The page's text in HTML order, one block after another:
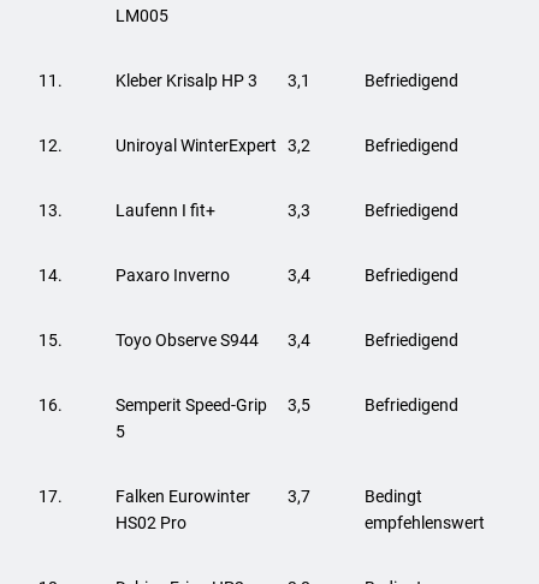
LM005
11. Kleber Krisalp HP 3 3,1 Befriedigend
12. Uniroyal WinterExpert 3,2 Befriedigend
13. Laufenn I fit+ 3,3 Befriedigend
14. Paxaro Inverno 3,4 Befriedigend
15. Toyo Observe S944 3,4 Befriedigend
16.
Semperit Speed-Grip
5
3,5 Befriedigend
17.
Falken Eurowinter
HS02 Pro
3,7
Bedingt
empfehlenswert